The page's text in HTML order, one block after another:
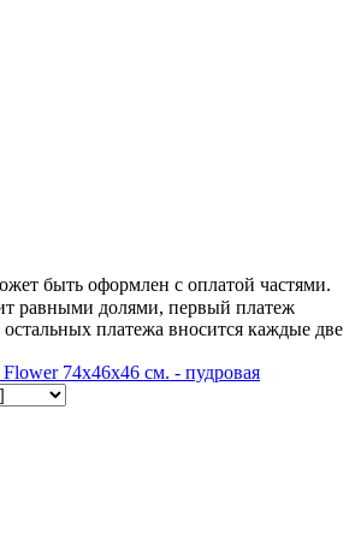
быть оформлен с оплатой частями.
равными долями, первый платеж
остальных платежа вносится каждые две
74x46x46 см. - пудровая